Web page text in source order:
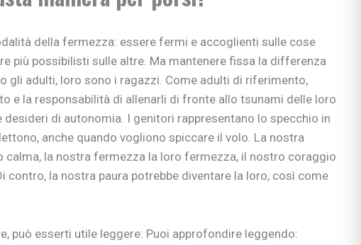
finanziaria
e bullismo
responsabilità
psicologi
nido e scuola
la primaria
della fermezza: essere fermi e accoglienti sulle cose
più possibilisti sulle altre. Ma mantenere fissa la differenza
gli adulti, loro sono i ragazzi. Come adulti di riferimento,
e la responsabilità di allenarli di fronte allo tsunami delle loro
desideri di autonomia. I genitori rappresentano lo specchio in
anche quando vogliono spiccare il volo. La nostra
calma, la nostra fermezza la loro fermezza, il nostro coraggio
contro, la nostra paura potrebbe diventare la loro, così come
può esserti utile leggere: Puoi approfondire leggendo: